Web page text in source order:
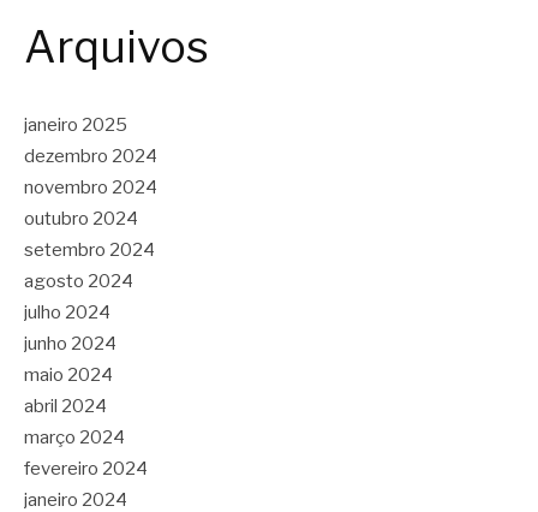
Arquivos
janeiro 2025
dezembro 2024
novembro 2024
outubro 2024
setembro 2024
agosto 2024
julho 2024
junho 2024
maio 2024
abril 2024
março 2024
fevereiro 2024
janeiro 2024